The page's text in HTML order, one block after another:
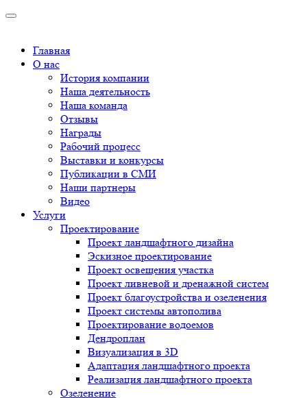
Главная
О нас
История компании
Наша деятельность
Наша команда
Отзывы
Награды
Рабочий процесс
Выставки и конкурсы
Публикации в СМИ
Наши партнеры
Видео
Услуги
Проектирование
Проект ландшафтного дизайна
Эскизное проектирование
Проект освещения участка
Проект ливневой и дренажной систем
Проект благоустройства и озеленения
Проект системы автополива
Проектирование водоемов
Дендроплан
Визуализация в 3D
Адаптация ландшафтного проекта
Реализация ландшафтного проекта
Озеленение